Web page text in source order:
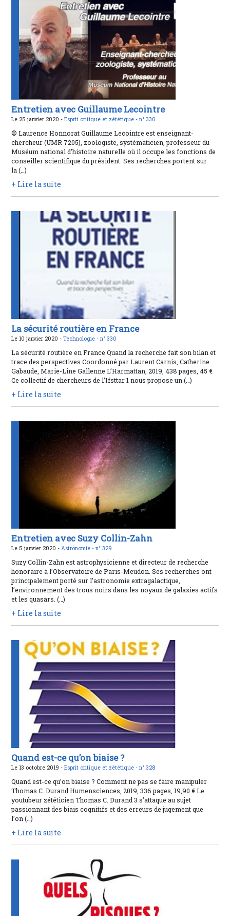
Entretien avec Guillaume Lecointre
Le 25 janvier 2020 -Esprit critique et zététique -n° 330
© Laurence Honnorat Guillaume Lecointre est enseignant-
chercheur (UMR 7205), zoologiste, systématicien, professeur du
Muséum national d’histoire naturelle où il occupe les fonctions de
conseiller scientifique du président. Ses recherches portent sur
la (…)
+ Lire la suite
La sécurité routière en France
Le 10 janvier 2020 -Technologie -n° 330
La sécurité routière en France Quand la recherche fait son bilan et
trace des perspectives Coordonné par Laurent Carnis, Catherine
Gabaude, Marie-Line Gallenne L’Harmattan, 2019, 438 pages, 45 €
Ce collectif de chercheurs de l’Ifsttar 1 nous propose un (…)
+ Lire la suite
Entretien avec Suzy Collin-Zahn
Le 5 janvier 2020 -Astronomie -n° 329
Suzy Collin-Zahn est astrophysicienne et directeur de recherche
honoraire à l’Observatoire de Paris-Meudon. Ses recherches ont
principalement porté sur l’astronomie extragalactique,
l’environnement des trous noirs dans les noyaux de galaxies actifs
et les quasars. (…)
+ Lire la suite
Quand est-ce qu’on biaise ?
Le 13 octobre 2019 -Esprit critique et zététique -n° 328
Quand est-ce qu’on biaise ? Comment ne pas se faire manipuler
Thomas C. Durand Humensciences, 2019, 336 pages, 19,90 € Le
youtubeur zététicien Thomas C. Durand 3 s’attaque au sujet
passionnant des biais cognitifs et des erreurs de jugement que
l’on (…)
+ Lire la suite